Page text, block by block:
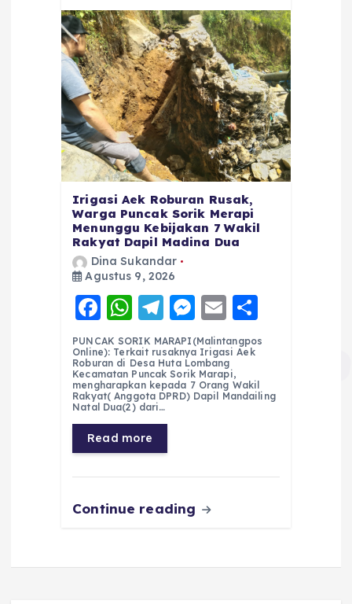
Irigasi Aek Roburan Rusak,
Warga Puncak Sorik Merapi
Menunggu Kebijakan 7 Wakil
Rakyat Dapil Madina Dua
Dina Sukandar
Agustus 9, 2026
F
a
c
e
b
o
o
k
W
h
a
ts
A
p
p
T
el
e
g
r
a
m
M
e
ss
e
n
E
m
ai
l
h
re
PUNCAK SORIK MARAPI(Malintangpos
Online): Terkait rusaknya Irigasi Aek
Roburan di Desa Huta Lombang
Kecamatan Puncak Sorik Marapi,
mengharapkan kepada 7 Orang Wakil
Rakyat( Anggota DPRD) Dapil Mandailing
Natal Dua(2) dari…
Read more
Continue reading